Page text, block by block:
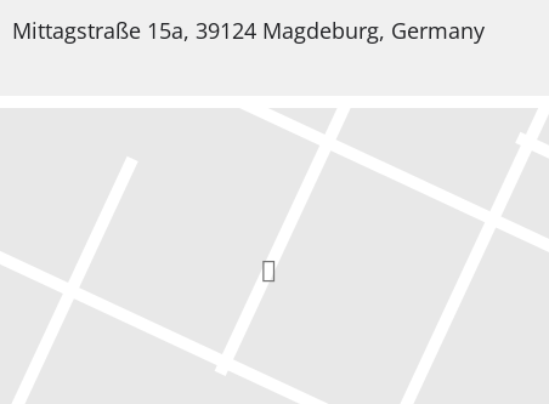
Mittagstraße 15a, 39124 Magdeburg, Germany